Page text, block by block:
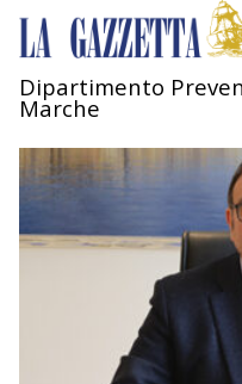
AMBIENTE
MOBILITÀ
Dipartimento
Marche